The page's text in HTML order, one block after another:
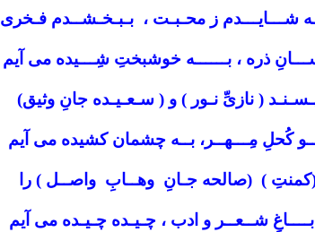
شـــایـــدم ز محـبـت ، بـبـخـشــدم فـخری
ذره ، بــــــه خوشبختِ شِـــیده می آیم
( نازیِّ نـور ) و ( سـعـیـده جانِ وثیق)
کُحلِ مِـــهــر، بــه چشمان کشیده می آیم
) (صالحه جـانِ وهــابِ واصــل ) را
شــعــر و ادب ، چـیـده چـیـده می آیم